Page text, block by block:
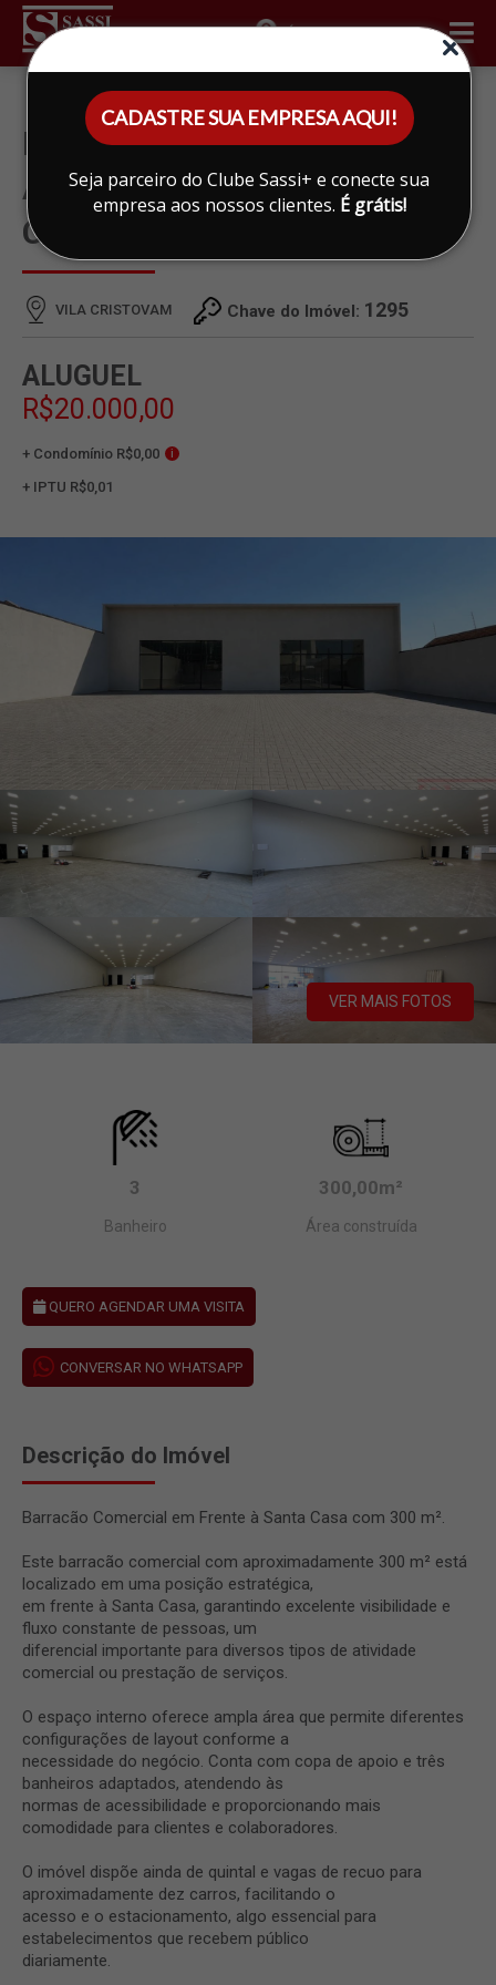
CADASTRE SUA EMPRESA AQUI!
Seja parceiro do Clube Sassi+ e conecte sua
empresa aos nossos clientes. É grátis!
ÁREA DO CLIENTE
BARRACÃO/SALÃO PARA
ALUGAR EM VILA
CRISTOVAM, LIMEIRA
VILA CRISTOVAM Chave do Imóvel: 1295
ALUGUEL
R$20.000,00
+ Condomínio R$0,00 i
+ IPTU R$0,01
VER MAIS FOTOS
3
Banheiro
300,00m²
Área construída
QUERO AGENDAR UMA VISITA
CONVERSAR NO WHATSAPP
Descrição do Imóvel
Barracão Comercial em Frente à Santa Casa com 300 m².
Este barracão comercial com aproximadamente 300 m² está
localizado em uma posição estratégica,
em frente à Santa Casa, garantindo excelente visibilidade e
fluxo constante de pessoas, um
diferencial importante para diversos tipos de atividade
comercial ou prestação de serviços.
O espaço interno oferece ampla área que permite diferentes
configurações de layout conforme a
necessidade do negócio. Conta com copa de apoio e três
banheiros adaptados, atendendo às
normas de acessibilidade e proporcionando mais
comodidade para clientes e colaboradores.
O imóvel dispõe ainda de quintal e vagas de recuo para
aproximadamente dez carros, facilitando o
acesso e o estacionamento, algo essencial para
estabelecimentos que recebem público
diariamente.